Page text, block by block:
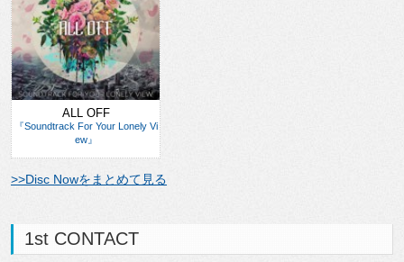
ALL OFF
『Soundtrack For Your Lonely Vi
ew』
>>Disc Nowをまとめて見る
1st CONTACT